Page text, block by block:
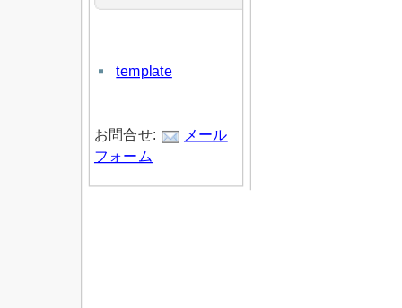
template
お問合せ:
メール
フォーム